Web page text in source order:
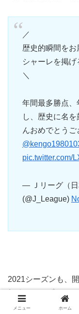
／
歴史的瞬間をお
シャーレを掲げ
＼
年間最多勝点
し、歴史に名を
んおめでとう
pic.twitter.com/
— Ｊリーグ（日
(@J_League)
2021シーズンも、
無敗をキープして
田中碧
デュッセ
メニュー ホーム